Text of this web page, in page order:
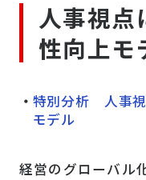
人事視点
性向上モ
特別分析 人事視
モデル
経営のグローバル